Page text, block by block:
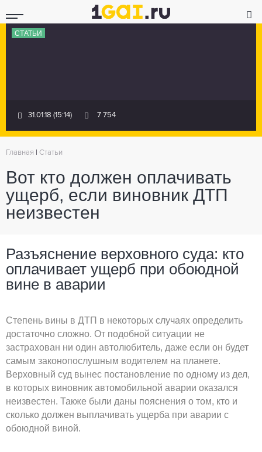
СТАТЬИ
31.01.18 (15:14) 7 754
Главная Статьи
Вот кто должен оплачивать
ущерб, если виновник ДТП
неизвестен
Разъяснение верховного суда: кто
оплачивает ущерб при обоюдной
вине в аварии
Степень вины в ДТП в некоторых случаях определить
достаточно сложно. От подобной ситуации не
застрахован ни один автолюбитель, даже если он будет
самым законопослушным водителем на планете.
Верховный суд вынес постановление по одному из дел,
в которых виновник автомобильной аварии оказался
неизвестен. Также были даны пояснения о том, кто и
сколько должен выплачивать ущерба при аварии с
обоюдной виной.